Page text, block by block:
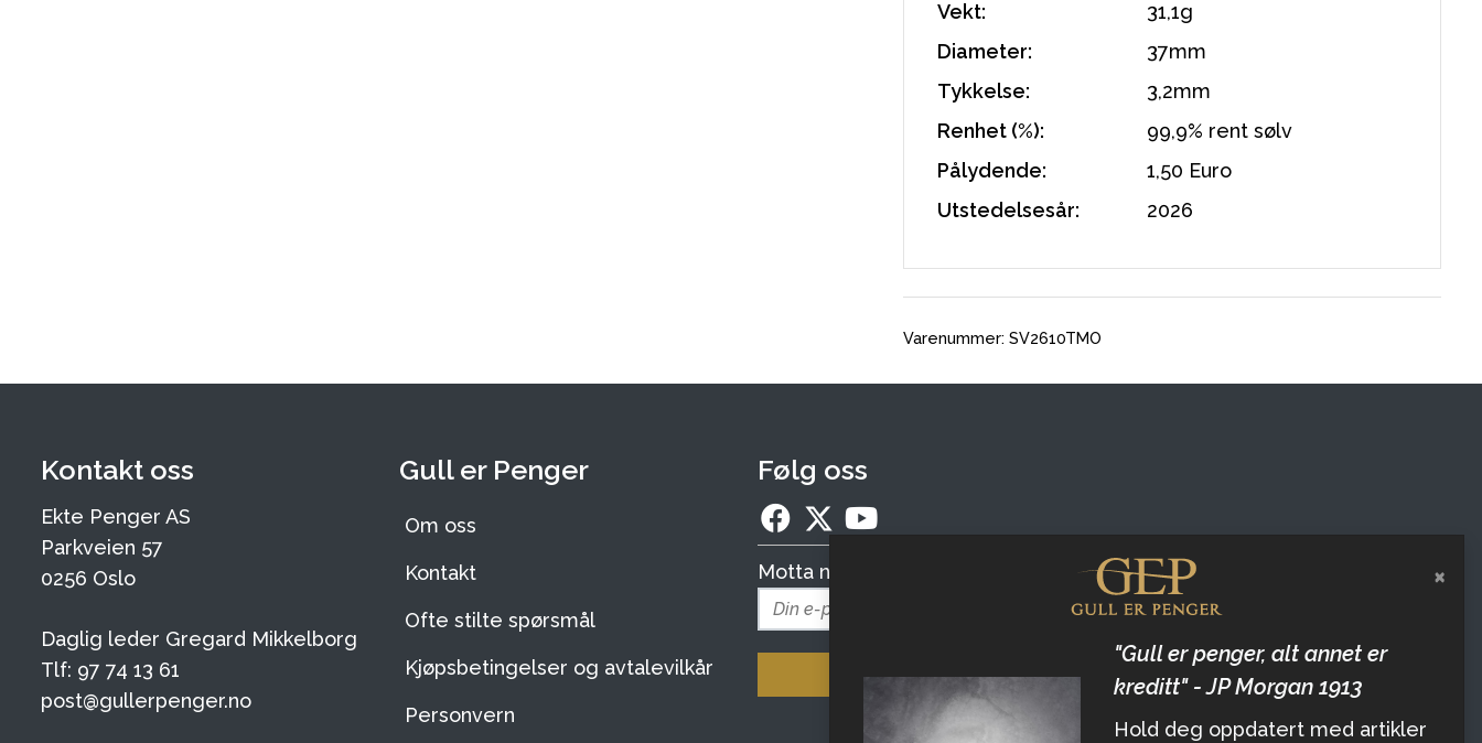
Vekt:
31,1g
Diameter:
37mm
Tykkelse:
3,2mm
Renhet (%):
99,9% rent sølv
Pålydende:
1,50 Euro
Utstedelsesår:
2026
Varenummer: SV2610TMO
Kontakt oss
Ekte Penger AS
Parkveien 57
0256 Oslo
Daglig leder Gregard Mikkelborg
Tlf: 97 74 13 61
post@gullerpenger.no
Gull er Penger
Om oss
Kontakt
Ofte stilte spørsmål
Kjøpsbetingelser og avtalevilkår
Personvern
Følg oss
Motta nyhetsbrev:
Meld deg på
×
"Gull er penger, alt annet er
kreditt" - JP Morgan 1913
Hold deg oppdatert med artikler